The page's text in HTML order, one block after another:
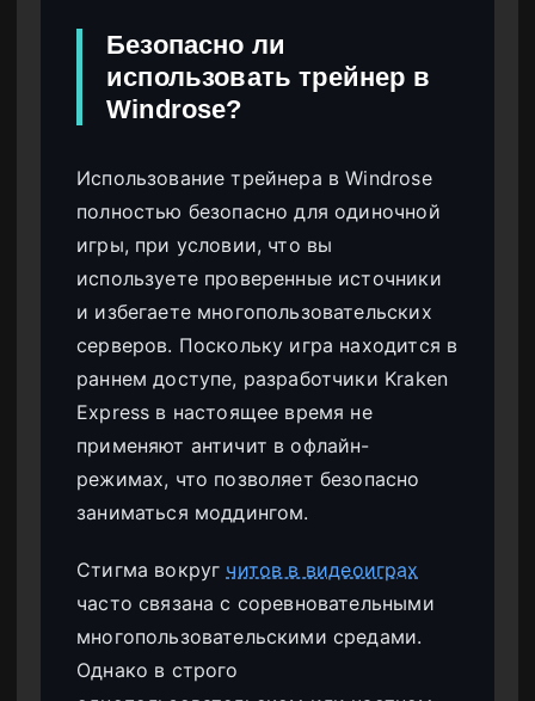
Безопасно ли
использовать трейнер в
Windrose?
Использование трейнера в Windrose
полностью безопасно для одиночной
игры, при условии, что вы
используете проверенные источники
и избегаете многопользовательских
серверов. Поскольку игра находится в
раннем доступе, разработчики Kraken
Express в настоящее время не
применяют античит в офлайн-
режимах, что позволяет безопасно
заниматься моддингом.
Стигма вокруг читов в видеоиграх
часто связана с соревновательными
многопользовательскими средами.
Однако в строго